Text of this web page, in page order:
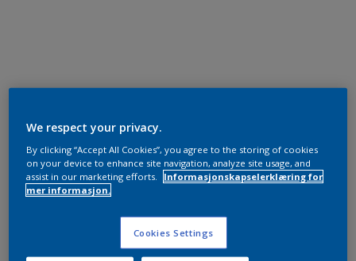
We respect your privacy.
By clicking “Accept All Cookies”, you agree to the storing of cookies
on your device to enhance site navigation, analyze site usage, and
assist in our marketing efforts.
Informasjonskapselerklæring for
mer informasjon.
Cookies Settings